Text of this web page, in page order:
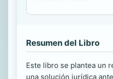
Resumen del Libro
Este libro se plantea un
una solución jurídica